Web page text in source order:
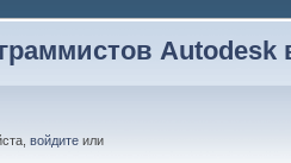
Autodesk
войдите или